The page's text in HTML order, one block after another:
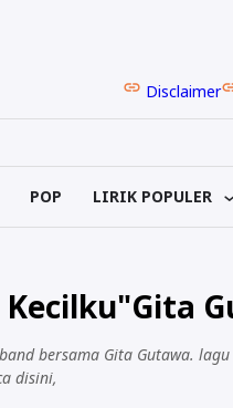
Disclaimer
POP LIRIK POPULER
bersama Gita Gutawa.
disini,